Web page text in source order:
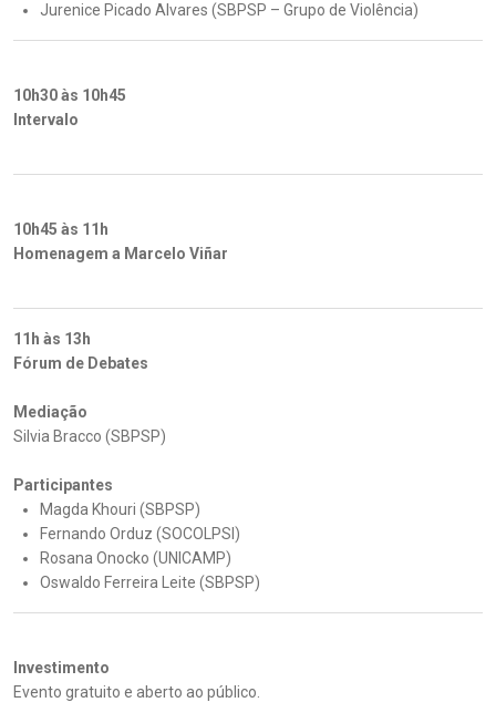
Jurenice Picado Alvares (SBPSP – Grupo de Violência)
10h30 às 10h45
Intervalo
10h45 às 11h
Homenagem a Marcelo Viñar
11h às 13h
Fórum de Debates
Mediação
Silvia Bracco (SBPSP)
Participantes
Magda Khouri (SBPSP)
Fernando Orduz (SOCOLPSI)
Rosana Onocko (UNICAMP)
Oswaldo Ferreira Leite (SBPSP)
Investimento
Evento gratuito e aberto ao público.